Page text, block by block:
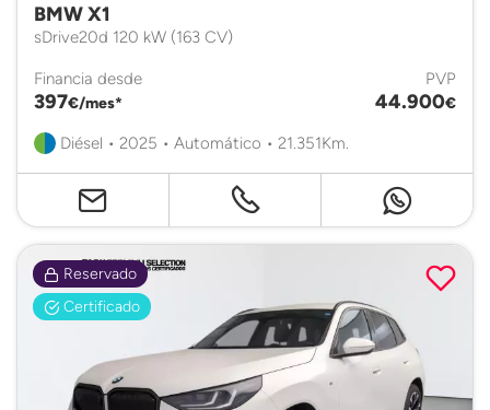
BMW X1
sDrive20d 120 kW (163 CV)
Financia desde
397€/mes*
PVP
44.900€
Diésel • 2025 • Automático • 21.351Km.
Reservado
Certificado